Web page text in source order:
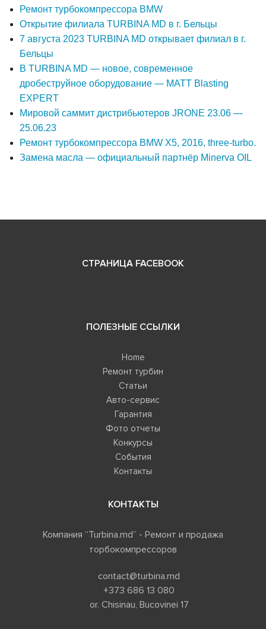
Ремонт турбокомпрессора BMW
Открытие филиала TURBINA MD в г. Бельцы
7 августа 2023 TURBINA MD открывает филиал в г.
Бельцы
В TURBINA MD — новое, современное
дробеструйное оборудование — MATT Blasting
EXPERT
Мировой саммит дистрибьютеров JRONE 23.06 —
25.06.23
Ремонт турбокомпрессора BMW X5, 2016, three-turbo.
Замена масла — официальный партнёр Minerva OIL
СТРАНИЦА FACEBOOK
ПОЛЕЗНЫЕ ССЫЛКИ
Home
Ремонт турбин
Статьи
Авто-сервис
Гарантия
Фото отчеты
Конкурсы
События
Контакты
КОНТАКТЫ
Компания “Turbina.md” - Ремонт и продажа
торбокомпрессоров
contact@turbina.md
+373 686 13 080
or. Chisinau, Bucovinei 17